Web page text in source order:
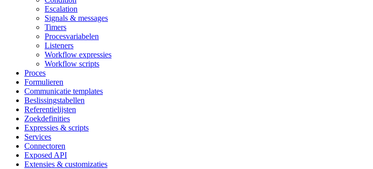
Escalation
Signals & messages
Timers
Procesvariabelen
Listeners
Workflow expressies
Workflow scripts
Proces
Formulieren
Communicatie templates
Beslissingstabellen
Referentielijsten
Zoekdefinities
Expressies & scripts
Services
Connectoren
Exposed API
Extensies & customizaties